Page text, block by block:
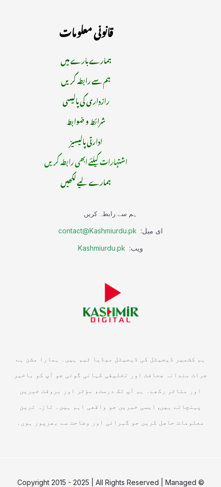
قانونی معلومات
ہمارے بارے میں
ہم سے رابطہ کریں
رازداری کی پالیسی
شرائط و ضوابط
ادارتی پالیسیز
اشتہارات کیلئے ابھی رابطہ کریں
ہمارے لیے لکھیں
ہم سے رابطہ کریں
ای میل: contact@Kashmiurdu.pk
ویب: Kashmiurdu.pk
ہم کشمیر ڈیجیٹل کی ڈیجیٹل میڈیا ٹیم ہیں۔ ہمارا مشن ہے
جرات مندانہ صحافت اور تخلیقی کہانی گوئی جو آپ کو باخبر
اور متاثر رکھے۔ ہم آپ تک درست، مؤثر اور بروقت خبریں
پہنچاتے ہیں, ایسی خبریں جو واقعی اہم ہیں۔ تازہ ترین
معلومات حاصل کریں جو گہرائی اور وضاحت سے بھرپور ہوں۔
© Copyright 2015 - 2025 | All Rights Reserved | Managed